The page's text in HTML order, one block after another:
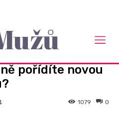
pořídíte novou
0
1079